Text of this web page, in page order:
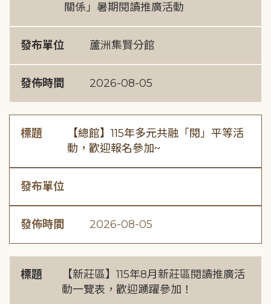
關係」暑期閱讀推廣活動
發布單位 蘆洲集賢分館
發佈時間 2026-08-05
標題
【總館】115年多元共融「閱」平等活
動，歡迎報名參加~
發布單位
發佈時間 2026-08-05
標題
【新莊區】115年8月新莊區閱讀推廣活
動一覽表，歡迎踴躍參加！